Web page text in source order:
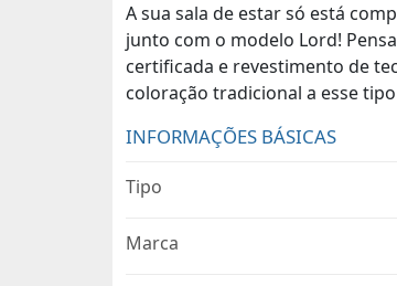
A sua sala de estar só está
junto com o modelo Lord!
certificada e revestimento de
coloração tradicional a esse
INFORMAÇÕES BÁSICAS
Tipo
Marca